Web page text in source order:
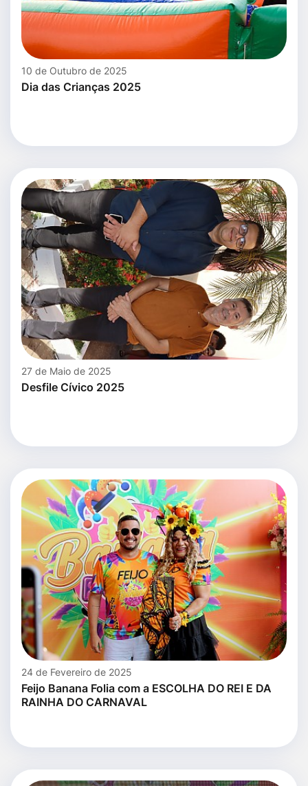
10 de Outubro de 2025
Dia das Crianças 2025
27 de Maio de 2025
Desfile Cívico 2025
24 de Fevereiro de 2025
Feijo Banana Folia com a ESCOLHA DO REI E DA
RAINHA DO CARNAVAL